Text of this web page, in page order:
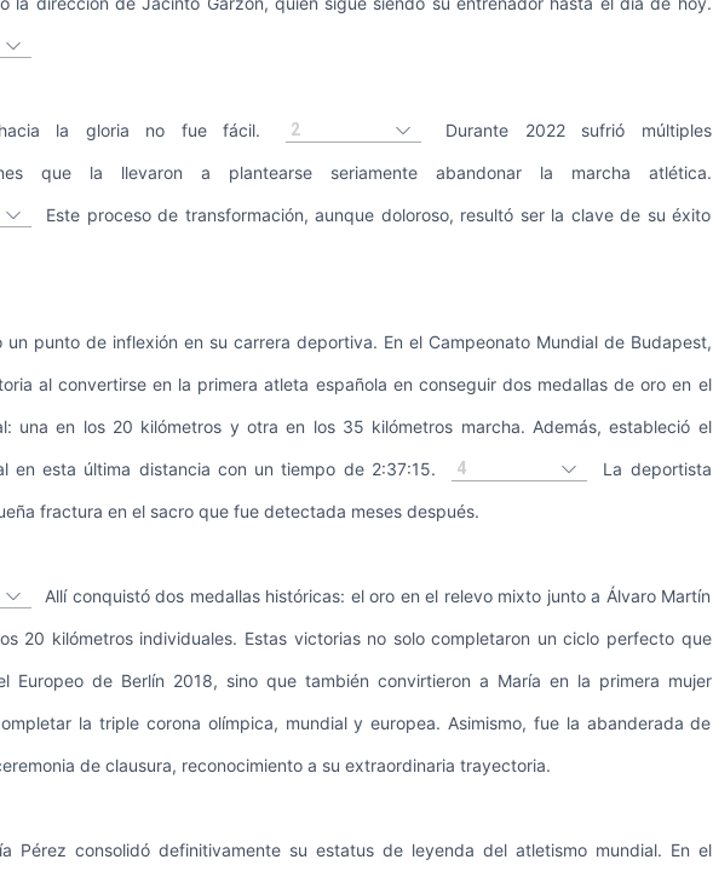
la gloria no fue fácil. 2 Durante 2022 sufrió múltiples
que la llevaron a plantearse seriamente abandonar la marcha atlética.
Este proceso de transformación, aunque doloroso, resultó ser la clave de su éxito
un punto de inflexión en su carrera deportiva. En el Campeonato Mundial de Budapest,
al convertirse en la primera atleta española en conseguir dos medallas de oro en el
una en los 20 kilómetros y otra en los 35 kilómetros marcha. Además, estableció el
en esta última distancia con un tiempo de 2:37:15. 4 La deportista
fractura en el sacro que fue detectada meses después.
Allí conquistó dos medallas históricas: el oro en el relevo mixto junto a Álvaro Martín
20 kilómetros individuales. Estas victorias no solo completaron un ciclo perfecto que
Europeo de Berlín 2018, sino que también convirtieron a María en la primera mujer
la triple corona olímpica, mundial y europea. Asimismo, fue la abanderada de
de clausura, reconocimiento a su extraordinaria trayectoria.
Pérez consolidó definitivamente su estatus de leyenda del atletismo mundial. En el